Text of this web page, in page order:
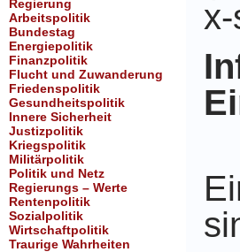
Regierung
Arbeitspolitik
Bundestag
Energiepolitik
Finanzpolitik
Flucht und Zuwanderung
Friedenspolitik
Gesundheitspolitik
Innere Sicherheit
Justizpolitik
Kriegspolitik
Militärpolitik
Politik und Netz
Regierungs – Werte
Rentenpolitik
Sozialpolitik
Wirtschaftpolitik
Traurige Wahrheiten